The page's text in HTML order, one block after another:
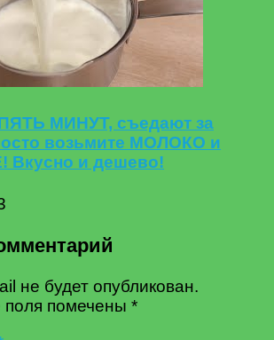
МИНУТ, съедают за
возьмите МОЛОКО и
Вкусно и дешево!
не будет опубликован.
помечены *